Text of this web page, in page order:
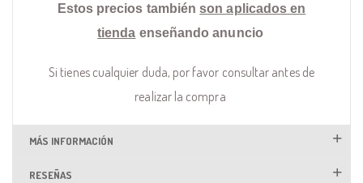
Estos precios también son aplicados en
tienda enseñando anuncio
Si tienes cualquier duda, por favor consultar antes de
realizar la compra
MÁS INFORMACIÓN
RESEÑAS